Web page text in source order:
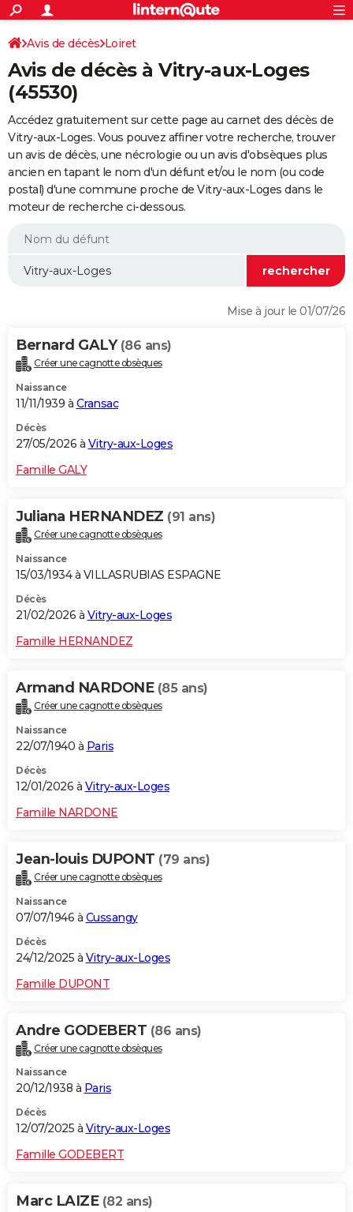
ACTUALITÉS
Politique
Société
Faits Divers
Education
Monde
Villes
+
SPORT
Coupe du monde 2026
Football
Tennis
Cyclisme
Rugby
Forum
FINANCE
Retraite
Impôts
Epargne
Immobilier
Risques naturels par ville
Banque
Assurance
Crédit
AUTO
Essais
Réserver un essai
Citadines
Berlines
SUV
Forum auto
+
HIGH-TECH
Mobiles
Meilleur smartphone
Internet
Ordinateurs
Jeux vidéo
Guide high-tech
+BRICOLAGE
Forum
Aménagement intérieur
Extérieur
Cuisine
Salle de bains
Jardinage
Rangement
WEEK-END
Guides de France
Escapades
Patrimoine
Expositions
Musées
Week-end nature
LIFESTYLE
Alimentation
Guide de la santé
Maladies
Médicaments
Sommeil
VOYAGE
Destinations
City break
Voyage nature
Voyage de noces
Forum
Climat
+PHOTO
GUIDES D'ACHAT
BONS PLANS
CARTE DE VOEUX
Dictionnaire
Biographies
Citations
Expressions
Proverbes
PROGRAMME TV
COPAINS D'AVANT
S'inscrire
Se connecter
Lycées
Collèges
Primaires
Universités
Entreprises
Service militaire
Avis de recherche
AVIS DE DÉCÈS
Avis de décès Loiret
Avis de décès à Vitry-aux-Loges
(45530)
Accédez gratuitement sur cette page au carnet des décès de
Vitry-aux-Loges. Vous pouvez affiner votre recherche, trouver
un avis de décès, une nécrologie ou un avis d'obsèques plus
ancien en tapant le nom d'un défunt et/ou le nom (ou code
postal) d'une commune proche de Vitry-aux-Loges dans le
moteur de recherche ci-dessous.
Mise à jour le 01/07/26
Bernard GALY (86 ans)
Créer une cagnotte obsèques
Naissance
11/11/1939 à Cransac
Décès
27/05/2026 à Vitry-aux-Loges
Famille GALY
Juliana HERNANDEZ (91 ans)
Créer une cagnotte obsèques
Naissance
15/03/1934 à VILLASRUBIAS ESPAGNE
Décès
21/02/2026 à Vitry-aux-Loges
Famille HERNANDEZ
Armand NARDONE (85 ans)
Créer une cagnotte obsèques
Naissance
22/07/1940 à Paris
Décès
12/01/2026 à Vitry-aux-Loges
Famille NARDONE
Jean-louis DUPONT (79 ans)
Créer une cagnotte obsèques
Naissance
07/07/1946 à Cussangy
Décès
24/12/2025 à Vitry-aux-Loges
Famille DUPONT
Andre GODEBERT (86 ans)
Créer une cagnotte obsèques
Naissance
20/12/1938 à Paris
Décès
12/07/2025 à Vitry-aux-Loges
Famille GODEBERT
Marc LAIZE (82 ans)